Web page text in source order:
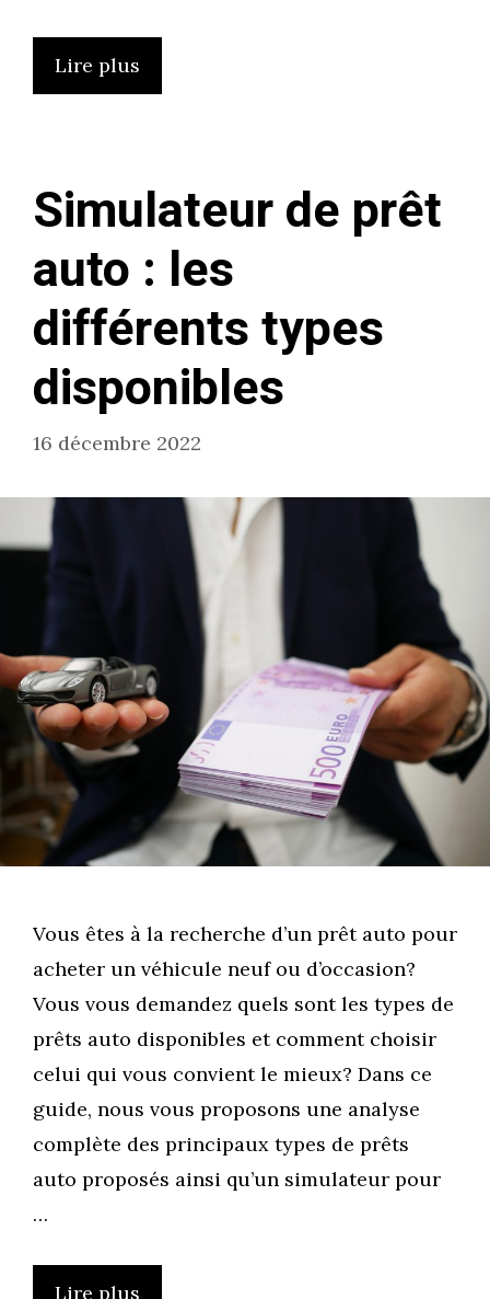
Lire plus
Simulateur de prêt
auto : les
différents types
disponibles
16 décembre 2022
Vous êtes à la recherche d’un prêt auto pour
acheter un véhicule neuf ou d’occasion?
Vous vous demandez quels sont les types de
prêts auto disponibles et comment choisir
celui qui vous convient le mieux? Dans ce
guide, nous vous proposons une analyse
complète des principaux types de prêts
auto proposés ainsi qu’un simulateur pour
…
Lire plus